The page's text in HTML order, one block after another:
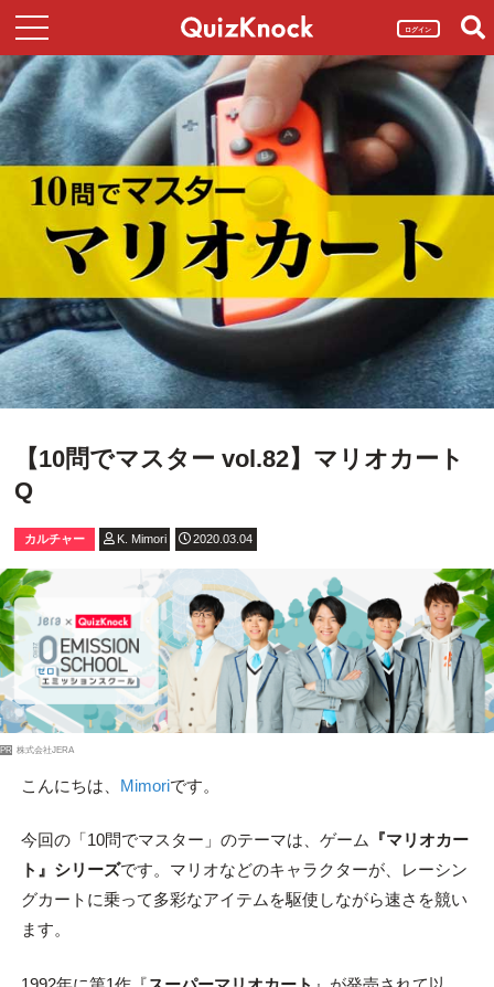
ログイン
【10問でマスター vol.82】マリオカート
Q
カルチャー K. Mimori 2020.03.04
PR 株式会社JERA
こんにちは、 Mimoriです。
今回の「10問でマスター」のテーマは、ゲーム 『マリオカー
ト』シリーズです。マリオなどのキャラクターが、レーシン
グカートに乗って多彩なアイテムを駆使しながら速さを競い
ます。